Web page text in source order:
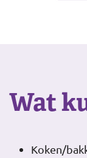
Wat
Koken/